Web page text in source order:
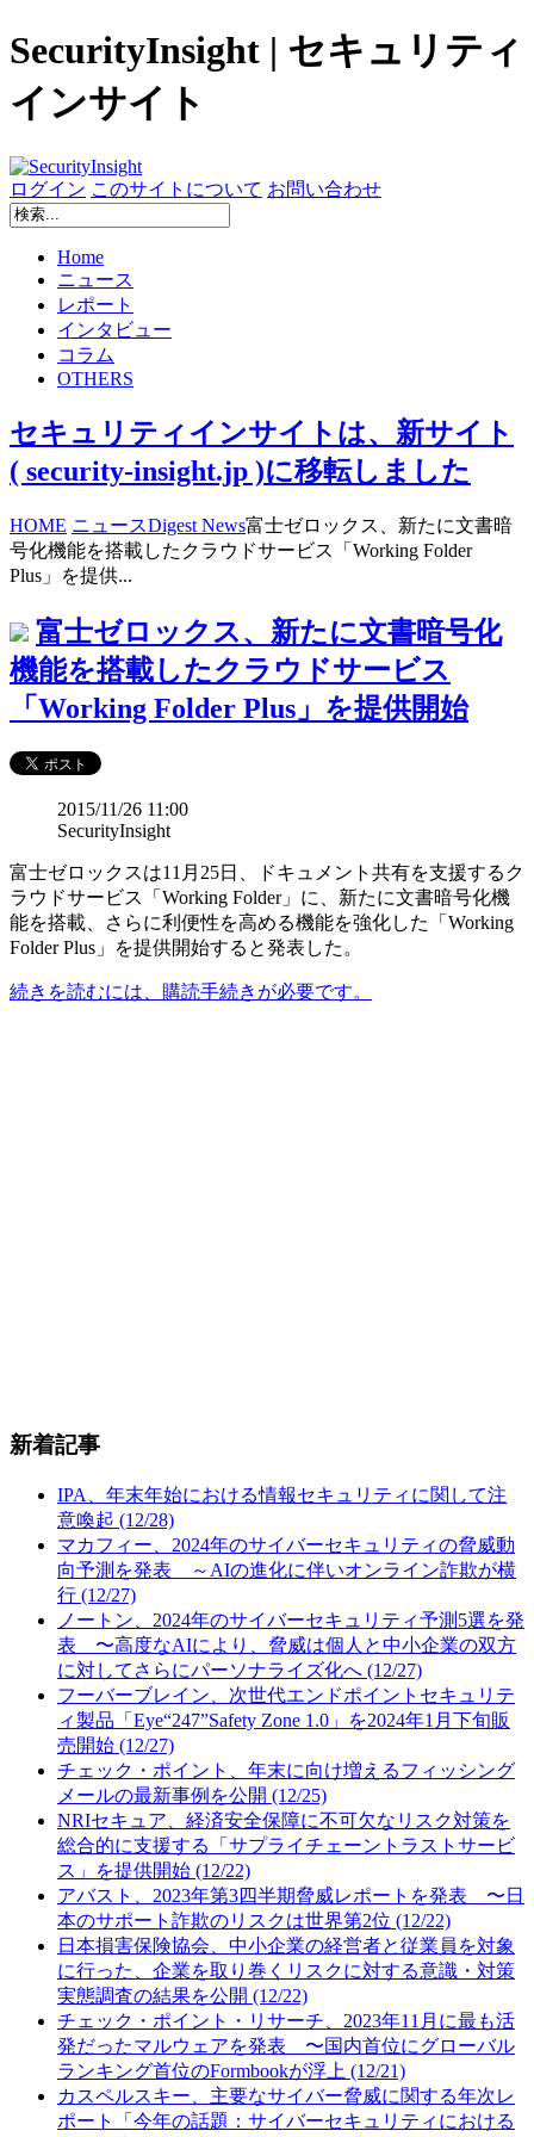
SecurityInsight | セキュリティ
インサイト
ログイン このサイトについて お問い合わせ
Home
ニュース
レポート
インタビュー
コラム
OTHERS
セキュリティインサイトは、新サイト
( security-insight.jp )に移転しました
HOME ニュースDigest News富士ゼロックス、新たに文書暗
号化機能を搭載したクラウドサービス「Working Folder
Plus」を提供...
富士ゼロックス、新たに文書暗号化
機能を搭載したクラウドサービス
「Working Folder Plus」を提供開始
2015/11/26 11:00
SecurityInsight
富士ゼロックスは11月25日、ドキュメント共有を支援するク
ラウドサービス「Working Folder」に、新たに文書暗号化機
能を搭載、さらに利便性を高める機能を強化した「Working
Folder Plus」を提供開始すると発表した。
続きを読むには、購読手続きが必要です。
新着記事
IPA、年末年始における情報セキュリティに関して注
意喚起 (12/28)
マカフィー、2024年のサイバーセキュリティの脅威動
向予測を発表 ～AIの進化に伴いオンライン詐欺が横
行 (12/27)
ノートン、2024年のサイバーセキュリティ予測5選を発
表 〜高度なAIにより、脅威は個人と中小企業の双方
に対してさらにパーソナライズ化へ (12/27)
フーバーブレイン、次世代エンドポイントセキュリテ
ィ製品「Eye“247”Safety Zone 1.0」を2024年1月下旬販
売開始 (12/27)
チェック・ポイント、年末に向け増えるフィッシング
メールの最新事例を公開 (12/25)
NRIセキュア、経済安全保障に不可欠なリスク対策を
総合的に支援する「サプライチェーントラストサービ
ス」を提供開始 (12/22)
アバスト、2023年第3四半期脅威レポートを発表 〜日
本のサポート詐欺のリスクは世界第2位 (12/22)
日本損害保険協会、中小企業の経営者と従業員を対象
に行った、企業を取り巻くリスクに対する意識・対策
実態調査の結果を公開 (12/22)
チェック・ポイント・リサーチ、2023年11月に最も活
発だったマルウェアを発表 〜国内首位にグローバル
ランキング首位のFormbookが浮上 (12/21)
カスペルスキー、主要なサイバー脅威に関する年次レ
ポート「今年の話題：サイバーセキュリティにおける